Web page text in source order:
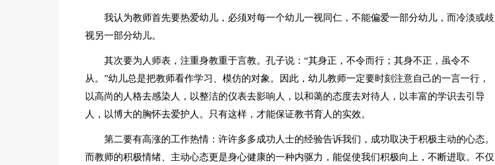
我认为教师首先要热爱幼儿，必须对每一个幼儿一视同仁，不能偏爱一部分幼儿，而冷淡或歧
视另一部分幼儿。
其次要为人师表，注重身教重于言教。孔子说：“其身正，不令而行；其身不正，虽令不
从。”幼儿总是把教师看作学习、模仿的对象。因此，幼儿教师一定要时刻注意自己的一言一行，
以高尚的人格去感染人，以整洁的仪表去影响人，以和蔼的态度去对待人，以丰富的学识去引导
人，以博大的胸怀去爱护人。只有这样，才能保证教书育人的实效。
第二要有高涨的工作热情：许许多多成功人士的经验告诉我们，成功取决于积极主动的心态。
而教师的积极情绪、主动心态更是身心健康的一种内驱力，能促使我们积极向上，不断进取。不仅